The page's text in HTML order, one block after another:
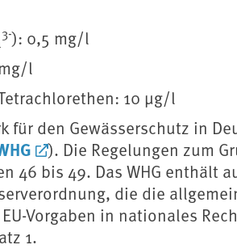
3-): 0,5 mg/l
l
10 μg/l
für den Gewässerschutz in
). Die Regelungen zum
46 bis 49. Das WHG enthält
die die
Vorgaben in nationales
1.